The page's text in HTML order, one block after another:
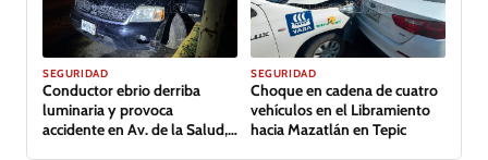
GALERÍA
SEGURIDAD
Conductor ebrio derriba
luminaria y provoca
accidente en Av. de la Salud,
SEGURIDAD
Choque en cadena de cuatro
vehículos en el Libramiento
hacia Mazatlán en Tepic